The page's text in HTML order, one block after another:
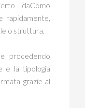
daComo
rapidamente,
o struttura.
procedendo
e la tipologia
grazie al